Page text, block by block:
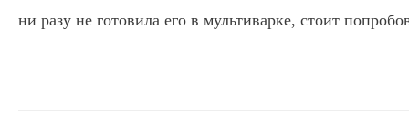
ни разу не готовила его в мультиварке, стоит